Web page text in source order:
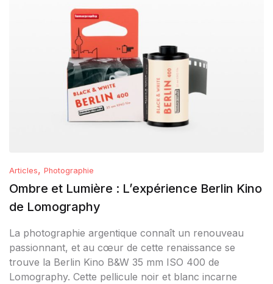
Articles, Photographie
Ombre et Lumière : L’expérience Berlin Kino
de Lomography
La photographie argentique connaît un renouveau
passionnant, et au cœur de cette renaissance se
trouve la Berlin Kino B&W 35 mm ISO 400 de
Lomography. Cette pellicule noir et blanc incarne